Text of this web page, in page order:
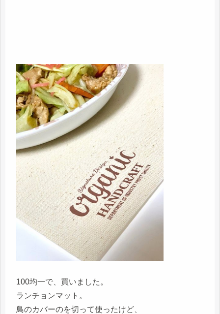
100均一で、買いました。
ランチョンマット。
鳥のカバーのを切って使ったけど、